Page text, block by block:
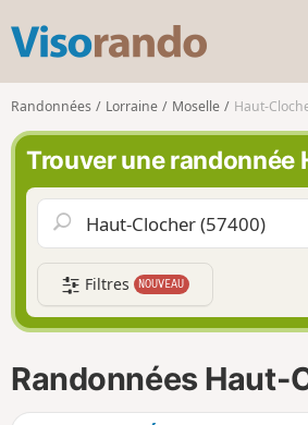
s
o
r
n
d
o
Randonnées Lorraine Moselle Haut-
Trouver une randonnée
Filtres NOUVEAU
Randonnées Haut-